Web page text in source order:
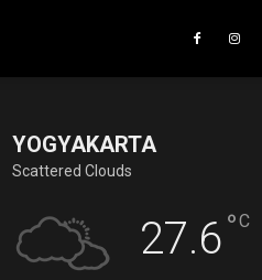
YOGYAKARTA
Scattered Clouds
27.6°C